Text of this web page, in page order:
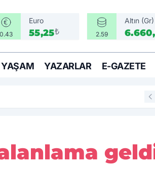
0.43
Euro
55,25₺ 2.59
Altın (Gr)
YAŞAM YAZARLAR E-GAZETE